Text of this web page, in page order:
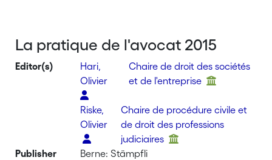
La pratique de l'avocat 2015
Editor(s)
Hari,
Olivier
Chaire de droit des sociétés
et de l'entreprise
Riske,
Olivier
Chaire de procédure civile et
de droit des professions
judiciaires
Publisher
Berne: Stämpfli